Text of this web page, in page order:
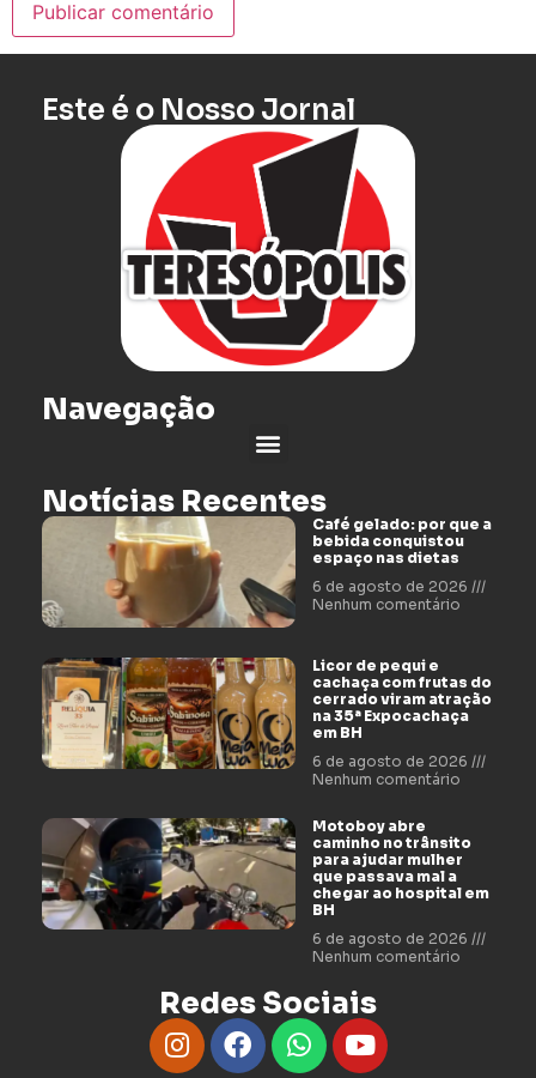
Este é o Nosso Jornal
Navegação
Notícias Recentes
Café gelado: por que a
bebida conquistou
espaço nas dietas
6 de agosto de 2026
Nenhum comentário
Licor de pequi e
cachaça com frutas do
cerrado viram atração
na 35ª Expocachaça
em BH
6 de agosto de 2026
Nenhum comentário
Motoboy abre
caminho no trânsito
para ajudar mulher
que passava mal a
chegar ao hospital em
BH
6 de agosto de 2026
Nenhum comentário
Redes Sociais